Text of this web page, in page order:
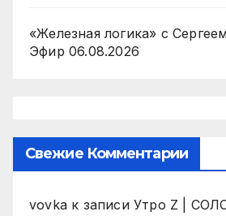
«Железная логика» с
Эфир 06.08.2026
Свежие Комментарии
vovka к записи Утро Z |